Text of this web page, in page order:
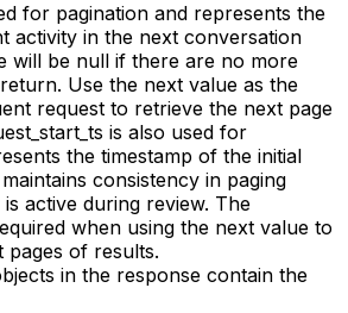
for pagination and represents the
activity in the next conversation
will be null if there are no more
Use the next value as the
request to retrieve the next page
is also used for
the timestamp of the initial
consistency in paging
active during review. The
when using the next value to
pages of results.
in the response contain the